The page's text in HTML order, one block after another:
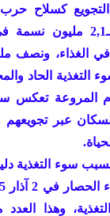
التجويع كسلاح
وخاصة الأطفال، فـ2,1
في الغذاء، ونصف
التغذية الحاد
المروعة تعكس
عبر تجويعهم
سوء التغذية
وهذا العدد